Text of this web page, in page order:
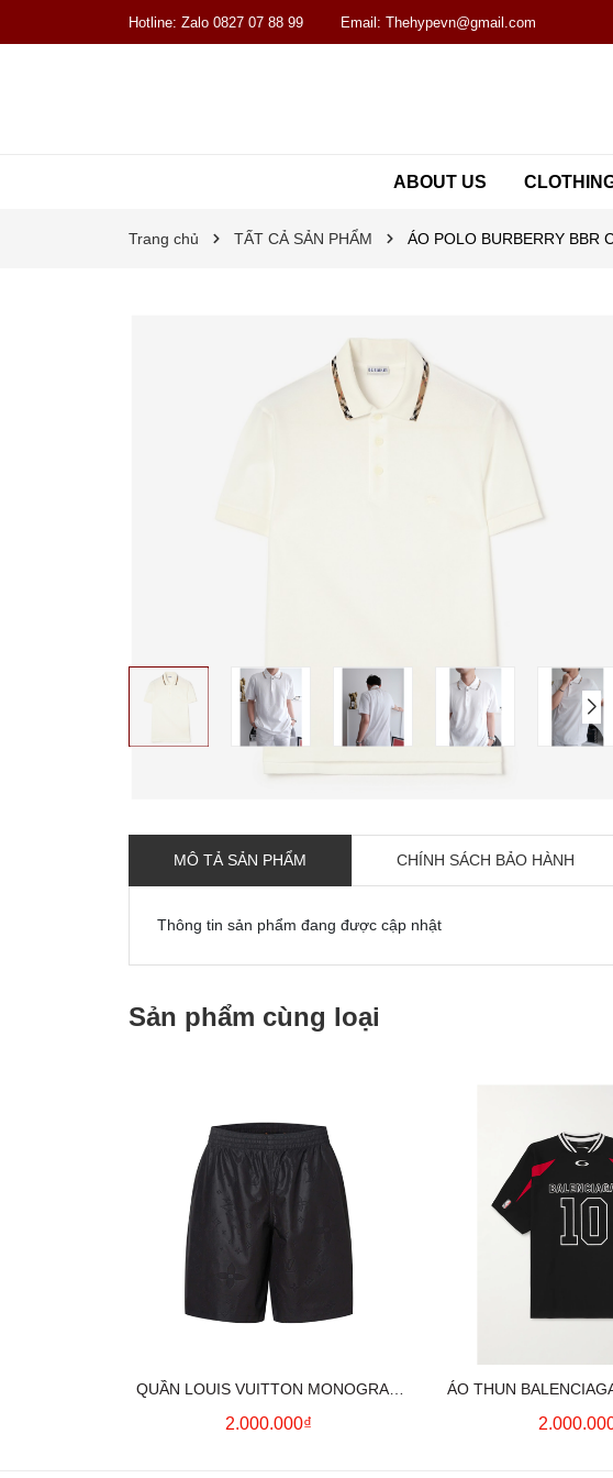
Hotline: Zalo 0827 07 88 99 Email: Thehypevn@gmail.com
ABOUT US
Trang chủ TẤT CẢ SẢN PHẨM ÁO POLO BURBERRY BBR
MÔ TẢ SẢN PHẨM CHÍNH SÁCH BẢO HÀNH
Thông tin sản phẩm đang được cập nhật
Sản phẩm cùng loại
QUẦN LOUIS VUITTON MONOGRAM
MOIRE JACQUARD SILK SHORTS IN
2.000.000₫
ÁO THUN
COTTON